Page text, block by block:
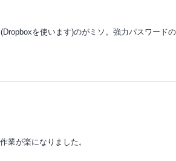
を使います)のがミソ。強力パスワード
業が楽になりました。